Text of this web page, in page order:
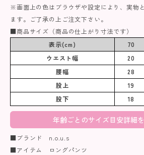
※画面上の色はブラウザや設定により、実物
ます。ご了承の上ご注文下さい。
■商品サイズ（商品の仕上がり寸法です）
表示(cm)
70
ウエスト幅
20
腰幅
28
股上
19
股下
18
年齢ごとのサイズ目安詳細
■ブランド n.o.u.s
■アイテム ロングパンツ